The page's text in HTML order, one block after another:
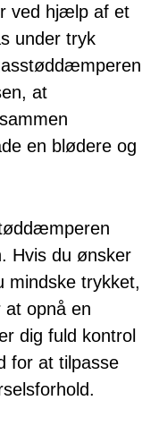
ved hjælp af et
under tryk
at
en blødere og
Hvis du ønsker
mindske trykket,
opnå en
dig fuld kontrol
for at tilpasse